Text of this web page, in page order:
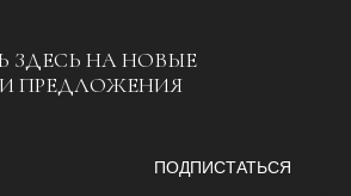
НА НОВЫЕ
ПРЕДЛОЖЕНИЯ
ПОДПИСТАТЬСЯ